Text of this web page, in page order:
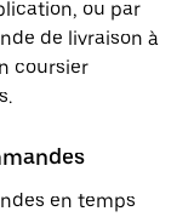
ou par
de livraison à
coursier
en temps